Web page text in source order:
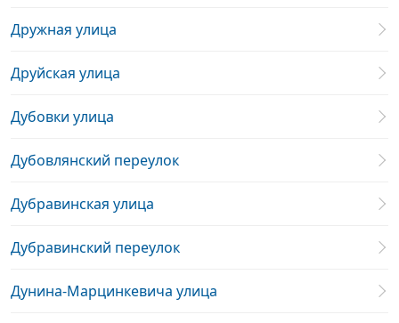
Дружная улица
Друйская улица
Дубовки улица
Дубовлянский переулок
Дубравинская улица
Дубравинский переулок
Дунина-Марцинкевича улица